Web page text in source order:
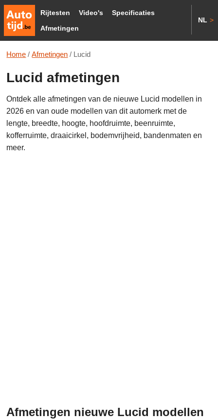
Rijtesten Video's
Specificaties
Afmetingen
NL >
Home / Afmetingen / Lucid
Lucid afmetingen
Ontdek alle afmetingen van de nieuwe Lucid modellen in
2026 en van oude modellen van dit automerk met de
lengte, breedte, hoogte, hoofdruimte, beenruimte,
kofferruimte, draaicirkel, bodemvrijheid, bandenmaten en
meer.
Afmetingen nieuwe Lucid modellen